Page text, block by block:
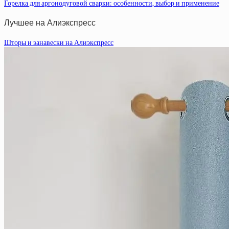
Горелка для аргонодуговой сварки: особенности, выбор и применение
Лучшее на Алиэкспресс
Шторы и занавески на Алиэкспресс